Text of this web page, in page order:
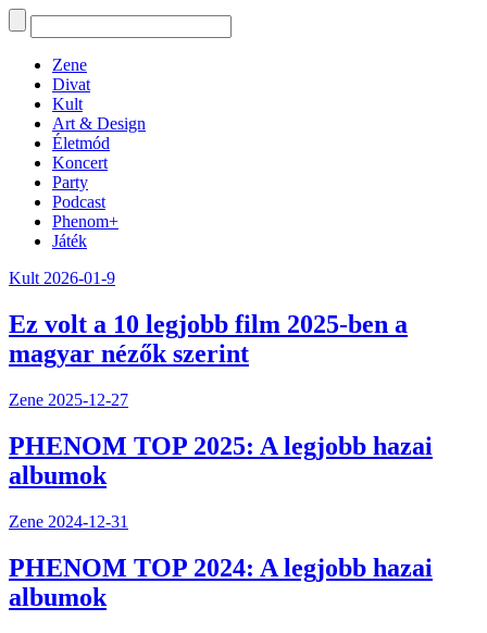
Zene
Divat
Kult
Art & Design
Életmód
Koncert
Party
Podcast
Phenom+
Játék
Kult 2026-01-9
Ez volt a 10 legjobb film 2025-ben a
magyar nézők szerint
Zene 2025-12-27
PHENOM TOP 2025: A legjobb hazai
albumok
Zene 2024-12-31
PHENOM TOP 2024: A legjobb hazai
albumok